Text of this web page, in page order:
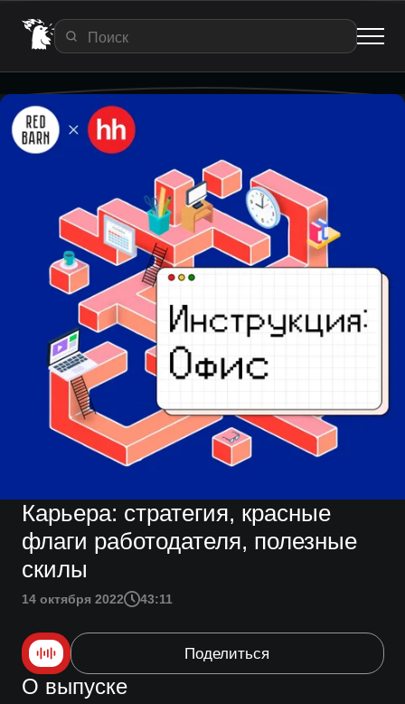
Карьера: стратегия, красные
флаги работодателя, полезные
скилы
14 октября 2022 43:11
Поделиться
О выпуске